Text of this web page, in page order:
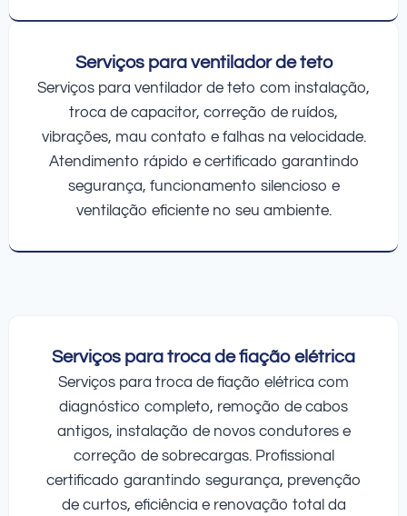
Serviços para ventilador de teto
Serviços para ventilador de teto com instalação,
troca de capacitor, correção de ruídos,
vibrações, mau contato e falhas na velocidade.
Atendimento rápido e certificado garantindo
segurança, funcionamento silencioso e
ventilação eficiente no seu ambiente.
Serviços para troca de fiação elétrica
Serviços para troca de fiação elétrica com
diagnóstico completo, remoção de cabos
antigos, instalação de novos condutores e
correção de sobrecargas. Profissional
certificado garantindo segurança, prevenção
de curtos, eficiência e renovação total da